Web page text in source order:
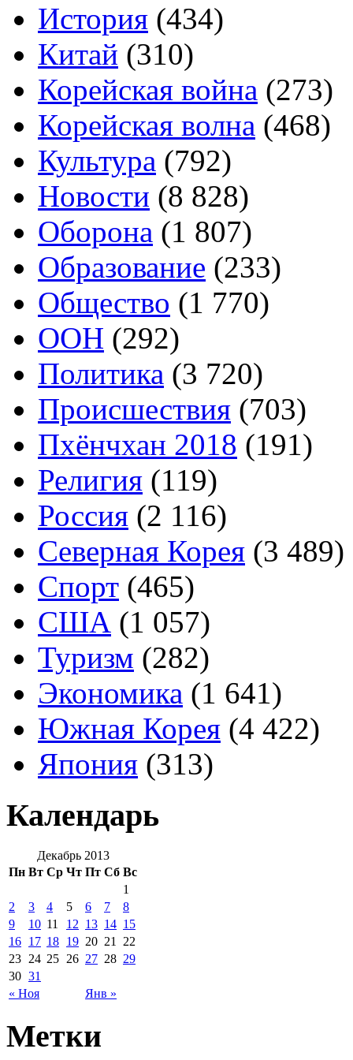
История (434)
Китай (310)
Корейская война (273)
Корейская волна (468)
Культура (792)
Новости (8 828)
Оборона (1 807)
Образование (233)
Общество (1 770)
ООН (292)
Политика (3 720)
Происшествия (703)
Пхёнчхан 2018 (191)
Религия (119)
Россия (2 116)
Северная Корея (3 489)
Спорт (465)
США (1 057)
Туризм (282)
Экономика (1 641)
Южная Корея (4 422)
Япония (313)
Календарь
Декабрь 2013
Пн Вт Ср Чт Пт Сб Вс
« Ноя Янв »
1
2
3 4 5 6 7
8
9
10 11 12 13 14 15
16 17 18 19 20 21
22
23 24 25 26 27 28 29
30 31
Метки